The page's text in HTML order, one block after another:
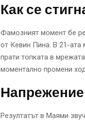
Как се
Фамозният момент бе
от Кевин Пина. В 21-ата
прати топката в
моментално промени
Напрежение
Резултатът в Маями